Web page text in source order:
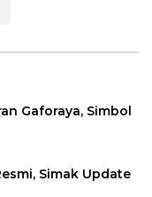
Gaforaya, Simbol
Simak Update